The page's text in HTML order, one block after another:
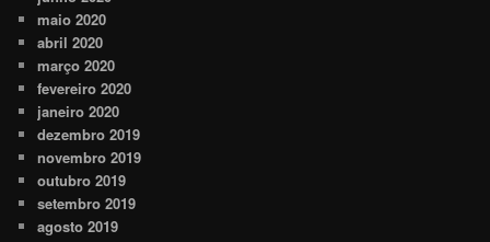
maio 2020
abril 2020
março 2020
fevereiro 2020
janeiro 2020
dezembro 2019
novembro 2019
outubro 2019
setembro 2019
agosto 2019